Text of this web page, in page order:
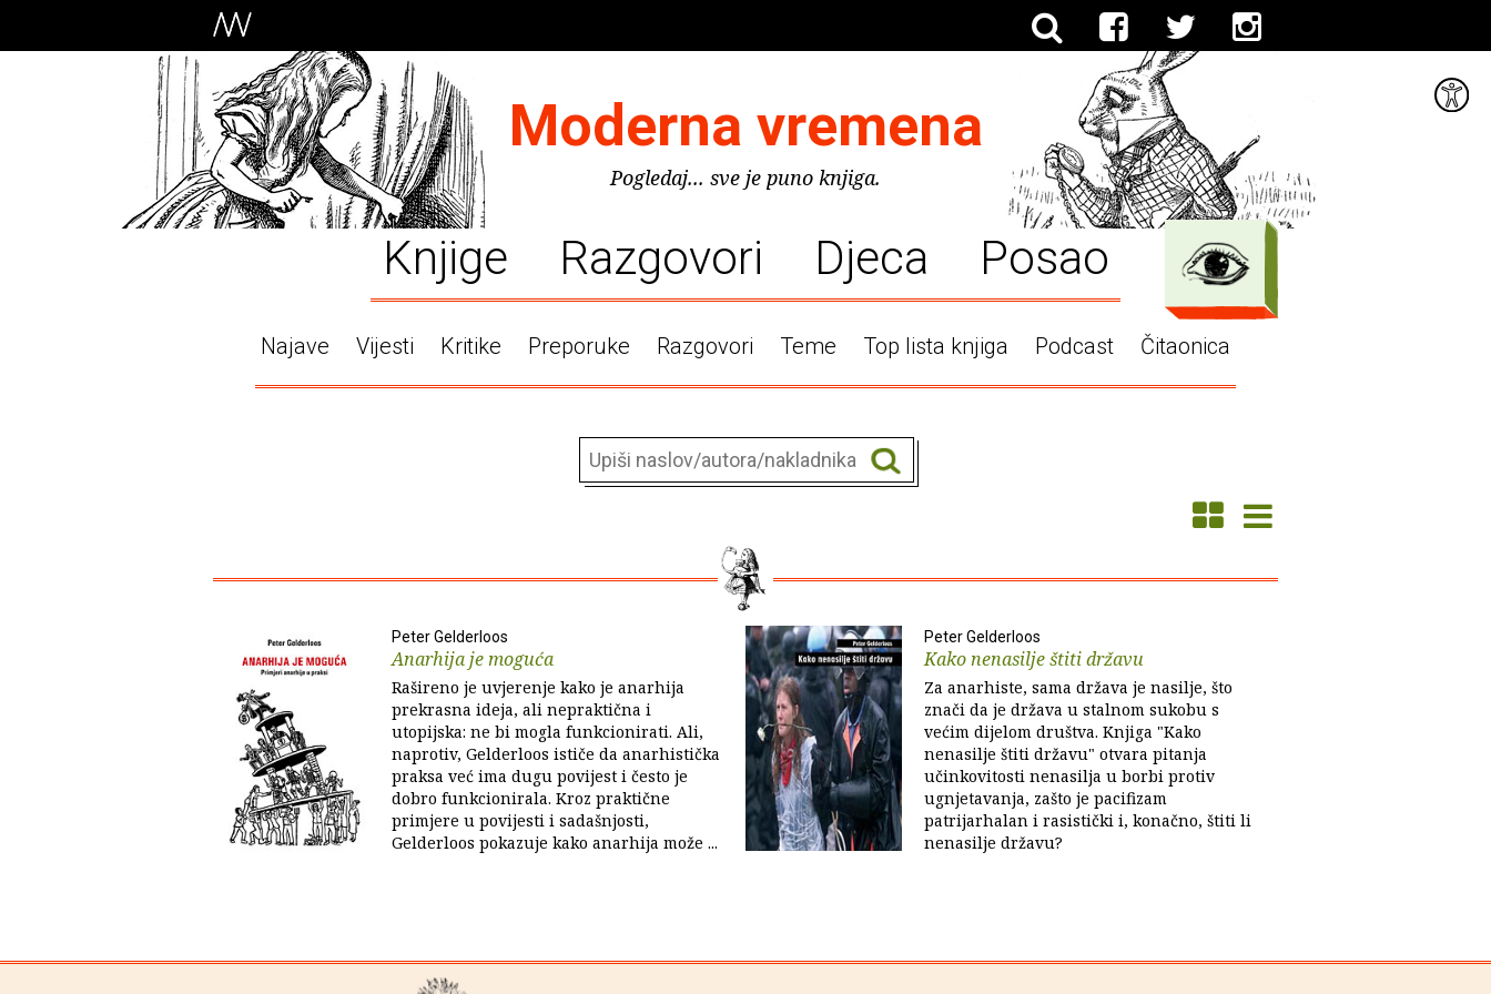
Moderna vremena
Pogledaj... sve je puno knjiga.
Knjige Razgovori Djeca Posao
Najave Vijesti Kritike Preporuke Razgovori Teme Top lista knjiga Podcast Čitaonica
Peter Gelderloos
Anarhija je moguća
Rašireno je uvjerenje kako je anarhija
prekrasna ideja, ali nepraktična i
utopijska: ne bi mogla funkcionirati. Ali,
naprotiv, Gelderloos ističe da anarhistička
praksa već ima dugu povijest i često je
dobro funkcionirala. Kroz praktične
primjere u povijesti i sadašnjosti,
Gelderloos pokazuje kako anarhija može ...
Peter Gelderloos
Kako nenasilje štiti državu
Za anarhiste, sama država je nasilje, što
znači da je država u stalnom sukobu s
većim dijelom društva. Knjiga "Kako
nenasilje štiti državu" otvara pitanja
učinkovitosti nenasilja u borbi protiv
ugnjetavanja, zašto je pacifizam
patrijarhalan i rasistički i, konačno, štiti li
nenasilje državu?